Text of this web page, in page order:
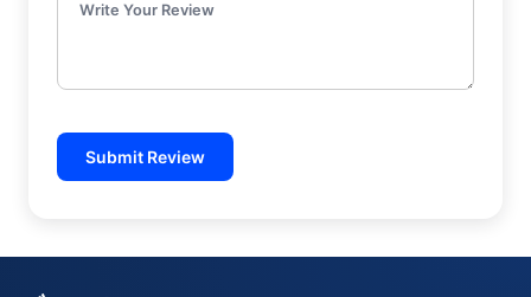
Write Your Review
Submit Review